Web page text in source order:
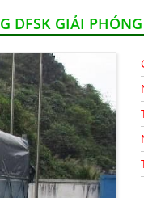
DFSK GIẢI PHÓNG